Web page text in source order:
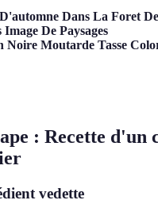
D'automne Dans La Foret
De Paysages
Noire Moutarde Tasse
: Recette d'un
vedette